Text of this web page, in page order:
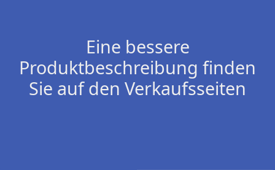
Eine bessere
Produktbeschreibung finden
Sie auf den Verkaufsseiten